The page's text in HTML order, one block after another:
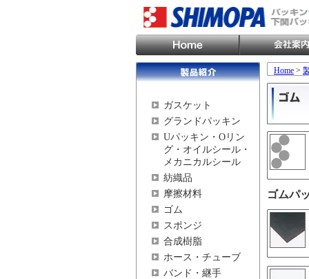
ガスケット
グランドパッキン
Uパッキン・Oリン
グ・オイルシール・
メカニカルシール
紡織品
摩擦材料
ゴム
スポンジ
合成樹脂
ホース・チューブ
バンド・継手
Home >
ゴムパ